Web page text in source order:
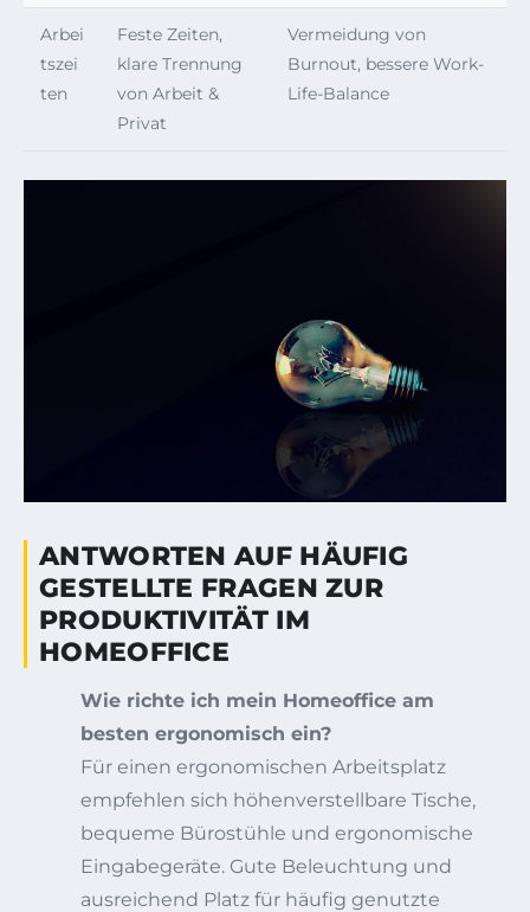
Arbei
tszei
ten
Feste Zeiten,
klare Trennung
von Arbeit &
Privat
Vermeidung von
Burnout, bessere Work-
Life-Balance
ANTWORTEN AUF HÄUFIG
GESTELLTE FRAGEN ZUR
PRODUKTIVITÄT IM
HOMEOFFICE
Wie richte ich mein Homeoffice am
besten ergonomisch ein?
Für einen ergonomischen Arbeitsplatz
empfehlen sich höhenverstellbare Tische,
bequeme Bürostühle und ergonomische
Eingabegeräte. Gute Beleuchtung und
ausreichend Platz für häufig genutzte